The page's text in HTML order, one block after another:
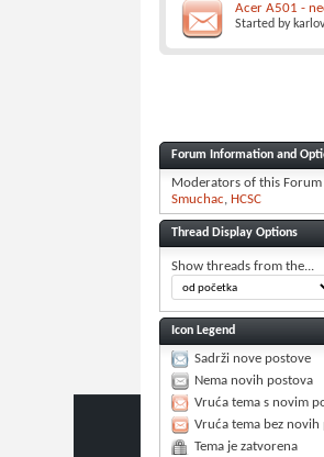
Acer A501 -
Started by
Forum Information and
Moderators of this Forum
Smuchac HCSC
Thread Display Options
Show threads from the...
Icon Legend
Sadrži nove postove
Nema novih postova
Vruća tema s novim
Vruća tema bez novih
Tema je zatvorena